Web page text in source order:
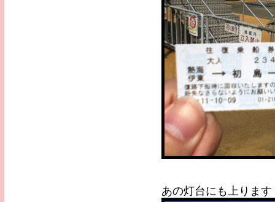
あの灯台にも上ります